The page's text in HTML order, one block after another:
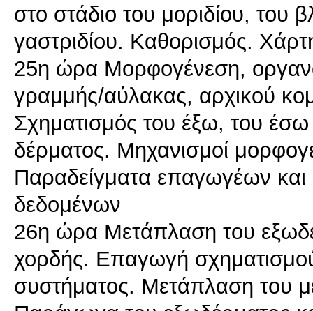
στο στάδιο του μοριδίου, του
γαστριδίου. Καθορισμός.
25η ώρα Μορφογένεση,
γραμμής/αύλακας, αρχικού
Σχηματισμός του έξω, του
δέρματος. Μηχανισμοί
Παραδείγματα επαγωγέων και
δεδομένων
26η ώρα Μετάπλαση του
χορδής. Επαγωγή
συστήματος. Μετάπλαση του